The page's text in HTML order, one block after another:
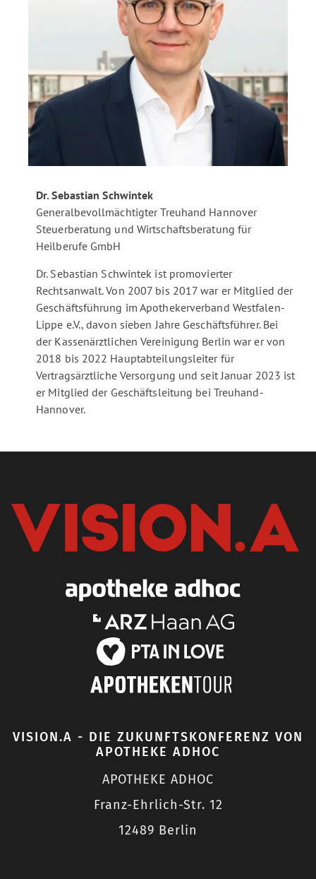
Dr. Sebastian Schwintek
Generalbevollmächtigter Treuhand Hannover
Steuerberatung und Wirtschaftsberatung für
Heilberufe GmbH
Dr. Sebastian Schwintek ist promovierter
Rechtsanwalt. Von 2007 bis 2017 war er Mitglied der
Geschäftsführung im Apothekerverband Westfalen-
Lippe e.V., davon sieben Jahre Geschäftsführer. Bei
der Kassenärztlichen Vereinigung Berlin war er von
2018 bis 2022 Hauptabteilungsleiter für
Vertragsärztliche Versorgung und seit Januar 2023 ist
er Mitglied der Geschäftsleitung bei Treuhand-
Hannover.
VISION.A - DIE ZUKUNFTSKONFERENZ VON
APOTHEKE ADHOC
APOTHEKE ADHOC
Franz-Ehrlich-Str. 12
12489 Berlin